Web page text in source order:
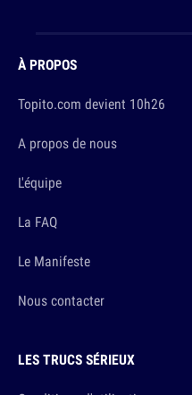
À PROPOS
Topito.com devient 10h26
A propos de nous
L'équipe
La FAQ
Le Manifeste
Nous contacter
LES TRUCS SÉRIEUX